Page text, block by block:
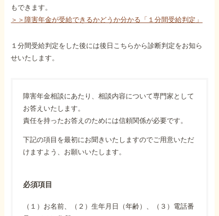
もできます。
＞＞障害年金が受給できるかどうか分かる「１分間受給判定」
１分間受給判定をした後には後日こちらから診断判定をお知ら
せいたします。
障害年金相談にあたり、相談内容について専門家として
お答えいたします。
責任を持ったお答えのためには信頼関係が必要です。
下記の項目を最初にお聞きいたしますのでご用意いただ
けますよう、お願いいたします。
必須項目
（１）お名前、（２）生年月日（年齢）、（３）電話番